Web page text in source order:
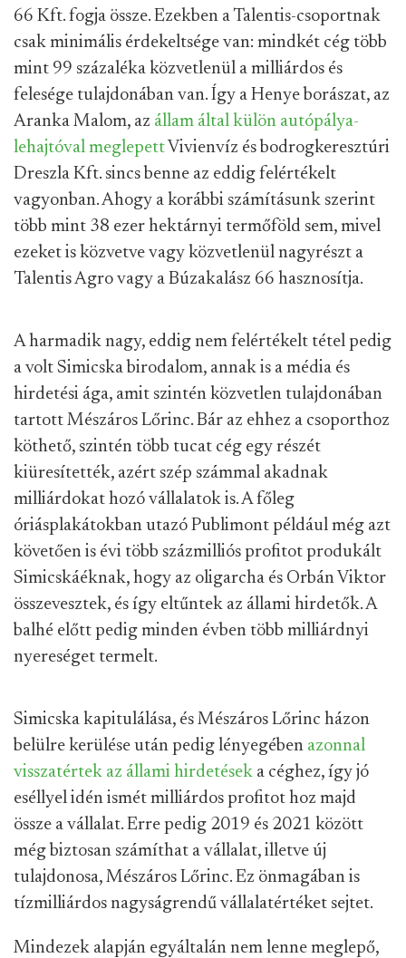
66 Kft. fogja össze. Ezekben a Talentis-csoportnak
csak minimális érdekeltsége van: mindkét cég több
mint 99 százaléka közvetlenül a milliárdos és
felesége tulajdonában van. Így a Henye borászat, az
Aranka Malom, az állam által külön autópálya-
lehajtóval meglepett Vivienvíz és bodrogkeresztúri
Dreszla Kft. sincs benne az eddig felértékelt
vagyonban. Ahogy a korábbi számításunk szerint
több mint 38 ezer hektárnyi termőföld sem, mivel
ezeket is közvetve vagy közvetlenül nagyrészt a
Talentis Agro vagy a Búzakalász 66 hasznosítja.
A harmadik nagy, eddig nem felértékelt tétel pedig
a volt Simicska birodalom, annak is a média és
hirdetési ága, amit szintén közvetlen tulajdonában
tartott Mészáros Lőrinc. Bár az ehhez a csoporthoz
köthető, szintén több tucat cég egy részét
kiüresítették, azért szép számmal akadnak
milliárdokat hozó vállalatok is. A főleg
óriásplakátokban utazó Publimont például még azt
követően is évi több százmilliós profitot produkált
Simicskáéknak, hogy az oligarcha és Orbán Viktor
összevesztek, és így eltűntek az állami hirdetők. A
balhé előtt pedig minden évben több milliárdnyi
nyereséget termelt.
Simicska kapitulálása, és Mészáros Lőrinc házon
belülre kerülése után pedig lényegében azonnal
visszatértek az állami hirdetések a céghez, így jó
eséllyel idén ismét milliárdos profitot hoz majd
össze a vállalat. Erre pedig 2019 és 2021 között
még biztosan számíthat a vállalat, illetve új
tulajdonosa, Mészáros Lőrinc. Ez önmagában is
tízmilliárdos nagyságrendű vállalatértéket sejtet.
Mindezek alapján egyáltalán nem lenne meglepő,